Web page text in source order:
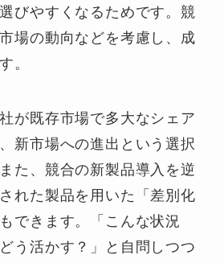
びやすくなるためです。競
場の動向などを考慮し、成
。
が既存市場で多大なシェア
新市場への進出という選択
た、競合の新製品導入を逆
れた製品を用いた「差別化
できます。「こんな状況
う活かす？」と自問しつつ